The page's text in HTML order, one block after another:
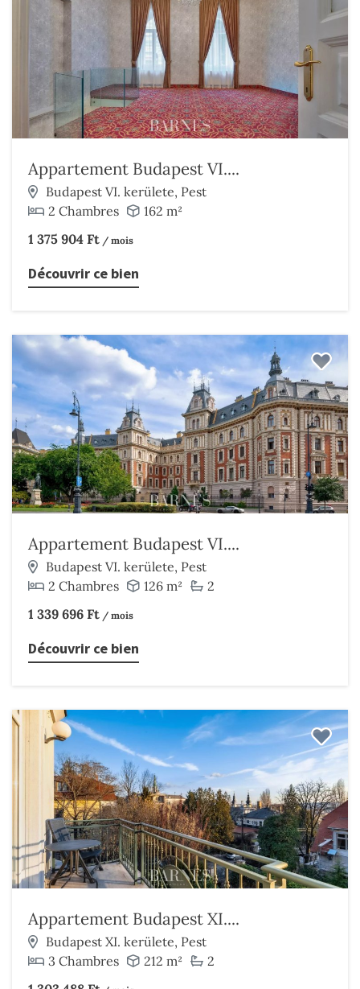
Appartement Budapest VI....
Budapest VI. kerülete, Pest
2 Chambres
162 m²
1 375 904 Ft / mois
Découvrir ce bien
Appartement Budapest VI....
Budapest VI. kerülete, Pest
2 Chambres
126 m²
2
1 339 696 Ft / mois
Découvrir ce bien
Appartement Budapest XI....
Budapest XI. kerülete, Pest
3 Chambres
212 m²
2